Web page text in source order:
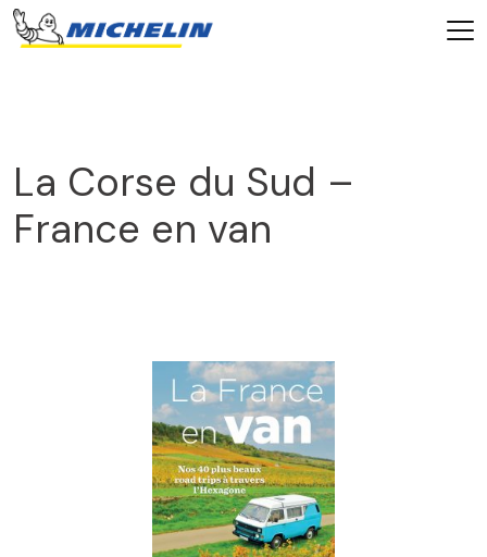
La Corse du Sud –
France en van